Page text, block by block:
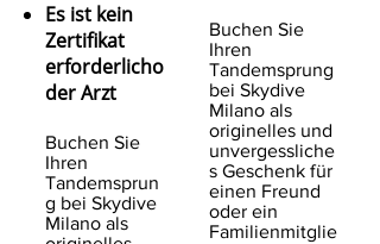
Es ist kein
Zertifikat
erforderlicho
der Arzt
Buchen Sie
Ihren
Tandemsprun
g bei Skydive
Milano als
Buchen Sie
Ihren
Tandemsprung
bei Skydive
Milano als
originelles und
unvergessliche
s Geschenk für
einen Freund
oder ein
Familienmitglie